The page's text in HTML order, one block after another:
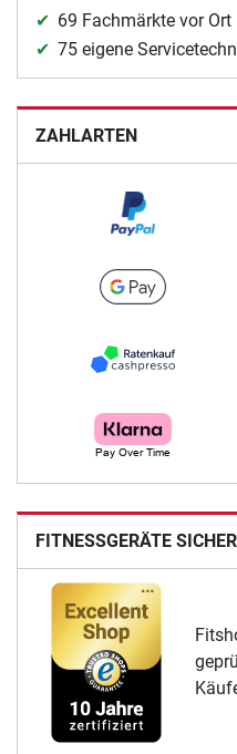
69 Fachmärkte vor Ort
75 eigene
ZAHLARTEN
FITNESSGERÄTE